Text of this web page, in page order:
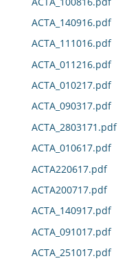
ACTA_140916.pdf
ACTA_111016.pdf
ACTA_011216.pdf
ACTA_010217.pdf
ACTA_090317.pdf
ACTA_2803171.pdf
ACTA_010617.pdf
ACTA220617.pdf
ACTA200717.pdf
ACTA_140917.pdf
ACTA_091017.pdf
ACTA_251017.pdf